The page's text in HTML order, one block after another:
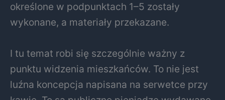
określone w podpunktach 1–5 zostały
wykonane, a materiały przekazane.
I tu temat robi się szczególnie ważny z
punktu widzenia mieszkańców. To nie jest
luźna koncepcja napisana na serwetce przy